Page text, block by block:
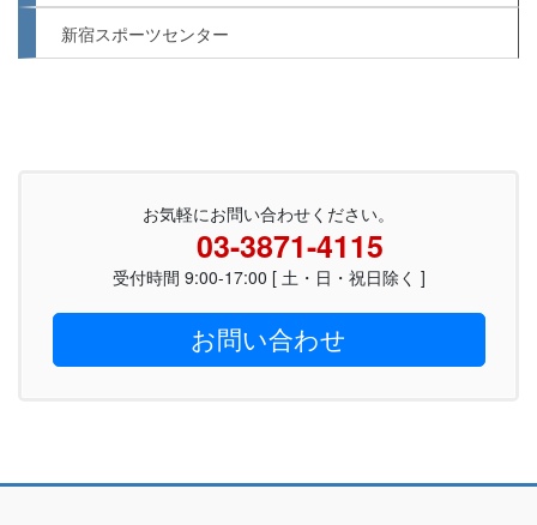
新宿スポーツセンター
お気軽にお問い合わせください。
03-3871-4115
受付時間 9:00-17:00 [ 土・日・祝日除く ]
お問い合わせ